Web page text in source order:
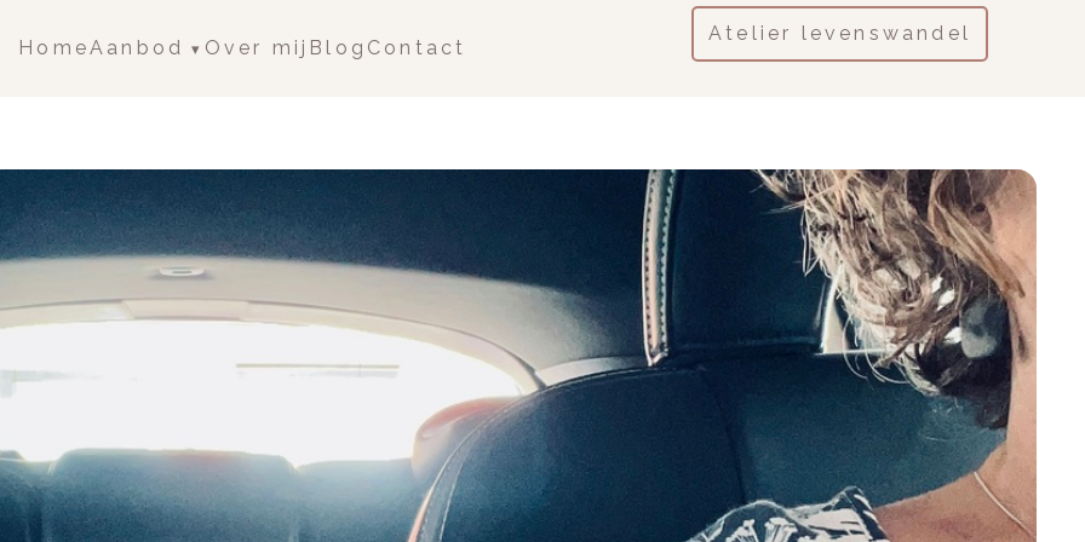
HomeAanbod Over mij Blog Contact
Atelier levenswandel